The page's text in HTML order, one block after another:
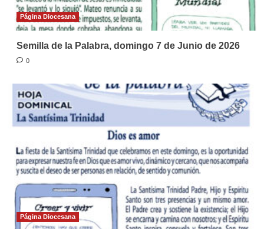
Página Diocesana
Semilla de la Palabra, domingo 7 de Junio de 2026
0
Página Diocesana